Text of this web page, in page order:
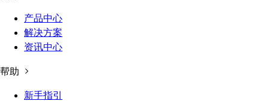
产品中心
解决方案
资讯中心
帮助
新手指引